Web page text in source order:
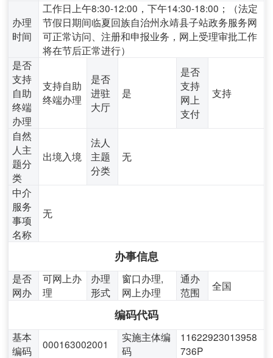
办理
时间
工作日上午8:30-12:00，下午14:30-18:00；（法定
节假日期间临夏回族自治州永靖县子站政务服务网
可正常访问、注册和申报业务，网上受理审批工作
将在节后正常进行）
是否
支持
自助
终端
办理
支持自助
终端办理
是否
进驻
大厅
是
是否
支持
网上
支付
支持
自然
人主
题分
类
出境入境
法人
主题
分类
无
中介
服务
事项
名称
无
办事信息
是否
网办
可网上办
理
办理
形式
窗口办理,
网上办理
通办
范围
全国
编码代码
基本
编码
000163002001
实施主体编
码
11622923013958
736P